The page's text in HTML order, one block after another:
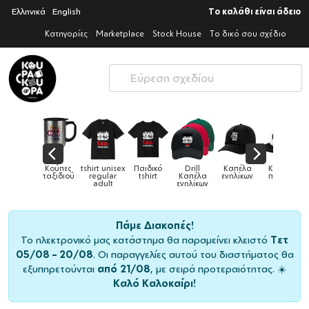
Ελληνικά English Το καλάθι είναι άδειο
Κατηγορίες Marketplace Stock House Το δικό σου σχέδιο
Κούπες
ταξιδιού
tshirt unisex
regular
adult
Παιδικό
tshirt
Drill
Καπέλα
ενηλίκων
Καπέλα
ενηλίκων
Καπέλα
παιδικά
Πάμε Διακοπές!
Το ηλεκτρονικό μας κατάστημα θα παραμείνει κλειστό Τετ
05/08 – 20/08. Οι παραγγελίες αυτού του διαστήματος θα
εξυπηρετούνται από 21/08, με σειρά προτεραιότητας. ☀️
Καλό Καλοκαίρι!